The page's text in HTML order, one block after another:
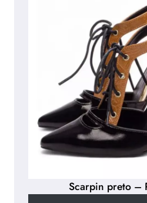
Scarpin preto –